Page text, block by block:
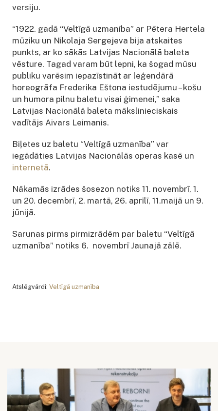
versiju.
“1922. gadā “Veltīgā uzmanība” ar Pētera Hertela
mūziku un Nikolaja Sergejeva bija atskaites
punkts, ar ko sākās Latvijas Nacionālā baleta
vēsture. Tagad varam būt lepni, ka šogad mūsu
publiku varēsim iepazīstināt ar leģendārā
horeogrāfa Frederika Eštona iestudējumu – košu
un humora pilnu baletu visai ģimenei,” saka
Latvijas Nacionālā baleta mākslinieciskais
vadītājs Aivars Leimanis.
Biļetes uz baletu “Veltīgā uzmanība” var
iegādāties Latvijas Nacionālās operas kasē un
internetā.
Nākamās izrādes šosezon notiks 11. novembrī, 1.
un 20. decembrī, 2. martā, 26. aprīlī, 11.maijā un 9.
jūnijā.
Sarunas pirms pirmizrādēm par baletu “Veltīgā
uzmanība” notiks 6. novembrī Jaunajā zālē.
Atslēgvārdi: Veltīgā uzmanība